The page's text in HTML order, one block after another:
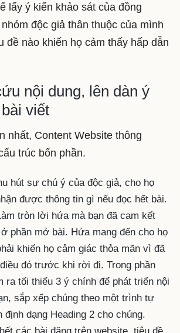
lấy ý kiến khảo sát của đồng
độc giả thân thuộc của mình
đề nào khiến họ cảm thấy hấp dẫn
nội dung, lên dàn ý
viết
nhất, Content Website thông
trúc bốn phần.
hút sự chú ý của độc giả, cho họ
được thông tin gì nếu đọc hết bài.
tròn lời hứa mà bạn đã cam kết
phần mở bài. Hứa mang đến cho họ
khiến họ cảm giác thỏa mãn vì đã
đó trước khi rời đi. Trong phần
ra tối thiểu 3 ý chính để phát triển nội
sắp xếp chúng theo một trình tự
định dạng Heading 2 cho chúng.